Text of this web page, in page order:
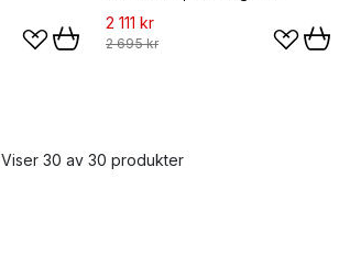
2 111 kr
2 695 kr
Viser 30 av 30 produkter